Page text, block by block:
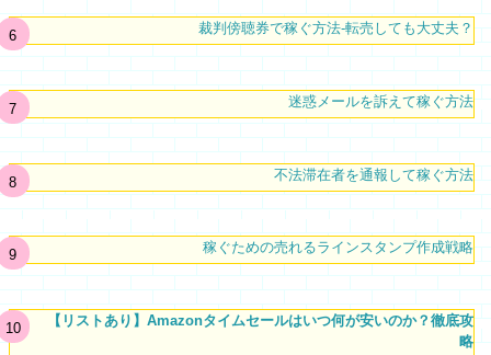
裁判傍聴券で稼ぐ方法-転売しても大丈夫？
迷惑メールを訴えて稼ぐ方法
不法滞在者を通報して稼ぐ方法
稼ぐための売れるラインスタンプ作成戦略
【リストあり】Amazonタイムセールはいつ何が安いのか？徹底攻
略